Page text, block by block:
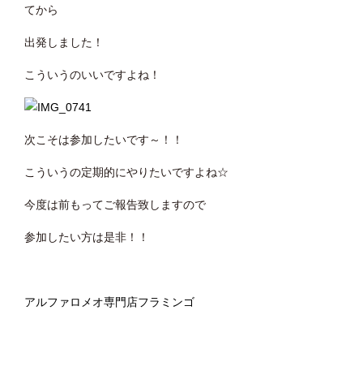
てから
出発しました！
こういうのいいですよね！
次こそは参加したいです～！！
こういうの定期的にやりたいですよね☆
今度は前もってご報告致しますので
参加したい方は是非！！
アルファロメオ専門店フラミンゴ